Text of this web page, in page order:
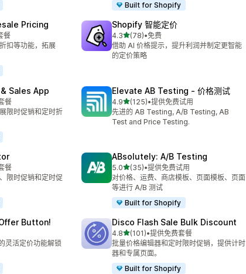
Built for Shopify
Pricing
餐
扣等功能，拓展
Shopify 智能定价
4.3星（满分 5 星）
(78)
总共 78 条评论
•免费
借助 AI 价格提示，提升利润并制定更智能
的定价策略
Sales App
餐
限时促销和定时折
Elevate AB Testing ‑ 价格测试
4.9星（满分 5 星）
(125)
总共 125 条评论
•提供免费试用
先进的 AB Testing, A/B Testing, AB
Test and Price Testing.
餐
限时促销和定时促
ABsolutely: A/B Testing
5.0星（满分 5 星）
(35)
总共 35 条评论
•提供免费试用
对价格、运费、商店模板、页面模板、页面
等进行 A/B 测试
Built for Shopify
Button!
灵活定价功能解锁
Disco Flash Sale Bulk Discount
4.8星（满分 5 星）
(101)
总共 101 条评论
•提供免费套餐
批量价格编辑器和定时限时促销，提供计时
器和专属页面。
Built for Shopify